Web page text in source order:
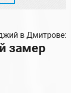
в Дмитрове:
замер